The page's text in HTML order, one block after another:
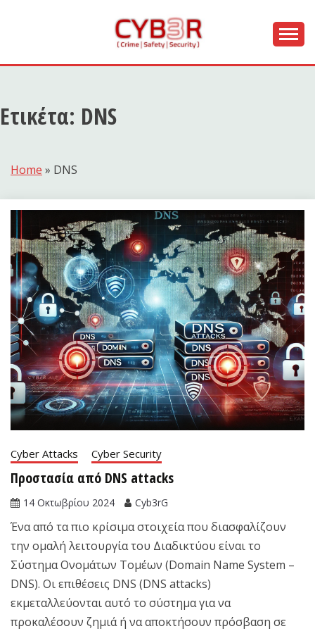
CYB3R
Ετικέτα: DNS
Home » DNS
Cyber Attacks Cyber Security
Προστασία από DNS attacks
14 Οκτωβρίου 2024 Cyb3rG
Ένα από τα πιο κρίσιμα στοιχεία που διασφαλίζουν
την ομαλή λειτουργία του Διαδικτύου είναι το
Σύστημα Ονομάτων Τομέων (Domain Name System –
DNS). Οι επιθέσεις DNS (DNS attacks)
εκμεταλλεύονται αυτό το σύστημα για να
προκαλέσουν ζημιά ή να αποκτήσουν πρόσβαση σε